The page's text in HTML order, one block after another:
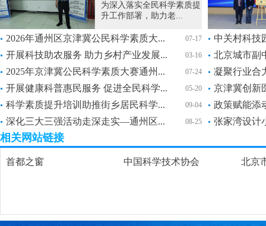
为深入落实全民科学素质提
升工作部署，助力老...
07-17
2026年通州区京津冀公民科学素质大...
03-16
开展科技助农服务 助力乡村产业发展...
07-24
2025年京津冀公民科学素质大赛通州...
05-20
开展健康科普惠民服务 促进全民科学...
09-04
科学素质提升培训助推街乡居民科学...
08-25
深化三大三强活动走深走实—通州区...
中关村科技
北京城市副
凝聚行业合
京津冀创新
政策赋能
张家湾设计
相关网站链接
首都之窗 中国科学技术协会 北京